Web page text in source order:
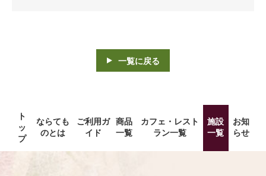
一覧に戻る
ト
ッ
プ
ならても
のとは
ご利用ガ
イド
商品
一覧
カフェ・レスト
ラン一覧
施設
一覧
お知
らせ